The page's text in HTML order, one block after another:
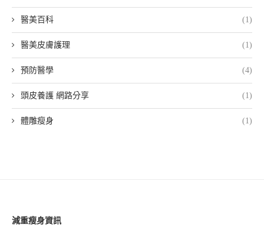
醫美百科 (1)
醫美皮膚護理 (1)
預防醫學 (4)
頭皮養護 網路分享 (1)
體雕瘦身 (1)
減重瘦身資訊